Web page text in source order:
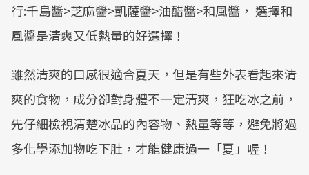
行:千島醬>芝麻醬>凱薩醬>油醋醬>和風醬， 選擇和
風醬是清爽又低熱量的好選擇！
雖然清爽的口感很適合夏天，但是有些外表看起來清
爽的食物，成分卻對身體不一定清爽，狂吃冰之前，
先仔細檢視清楚冰品的內容物、熱量等等，避免將過
多化學添加物吃下肚，才能健康過一「夏」喔！